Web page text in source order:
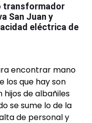
transformador
San Juan y
eléctrica de
encontrar mano
los que hay son
hijos de albañiles
se sume lo de la
de personal y